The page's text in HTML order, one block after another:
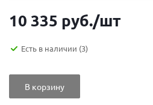
10 335 руб./шт
Есть в наличии (3)
В корзину